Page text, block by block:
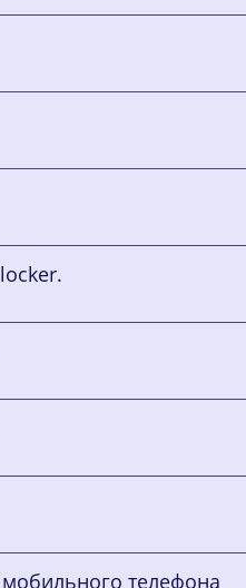
мобильного телефона